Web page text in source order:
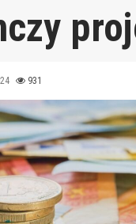
931